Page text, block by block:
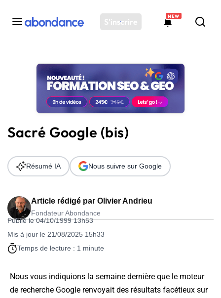
S'inscrire
NEW
Toutes les actus
Actus SEO
Plateforme
Solutions
Ressources
Audit SEO
Sacré Google (bis)
Article rédigé par Olivier Andrieu
Fondateur Abondance
Publié le 04/10/1999 13h53
Mis à jour le 21/08/2025 15h33
Temps de lecture : 1 minute
Résumé IA Nous suivre sur Google
Nous vous indiquions la semaine dernière que le moteur
de recherche Google renvoyait des résultats facétieux sur